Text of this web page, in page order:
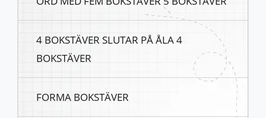
4 BOKSTÄVER SLUTAR PÅ ÅLA 4
BOKSTÄVER
FORMA BOKSTÄVER